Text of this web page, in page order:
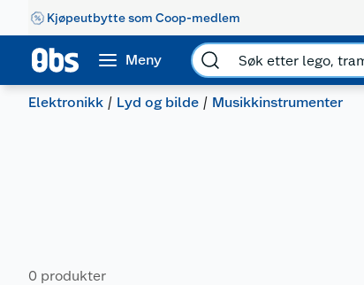
Kjøpeutbytte som Coop-medlem
Meny
Elektronikk Lyd og bilde Musikkinstrumenter
0 produkter